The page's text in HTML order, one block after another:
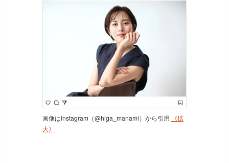
画像はInstagram（@higa_manami）から引用
《拡
大》